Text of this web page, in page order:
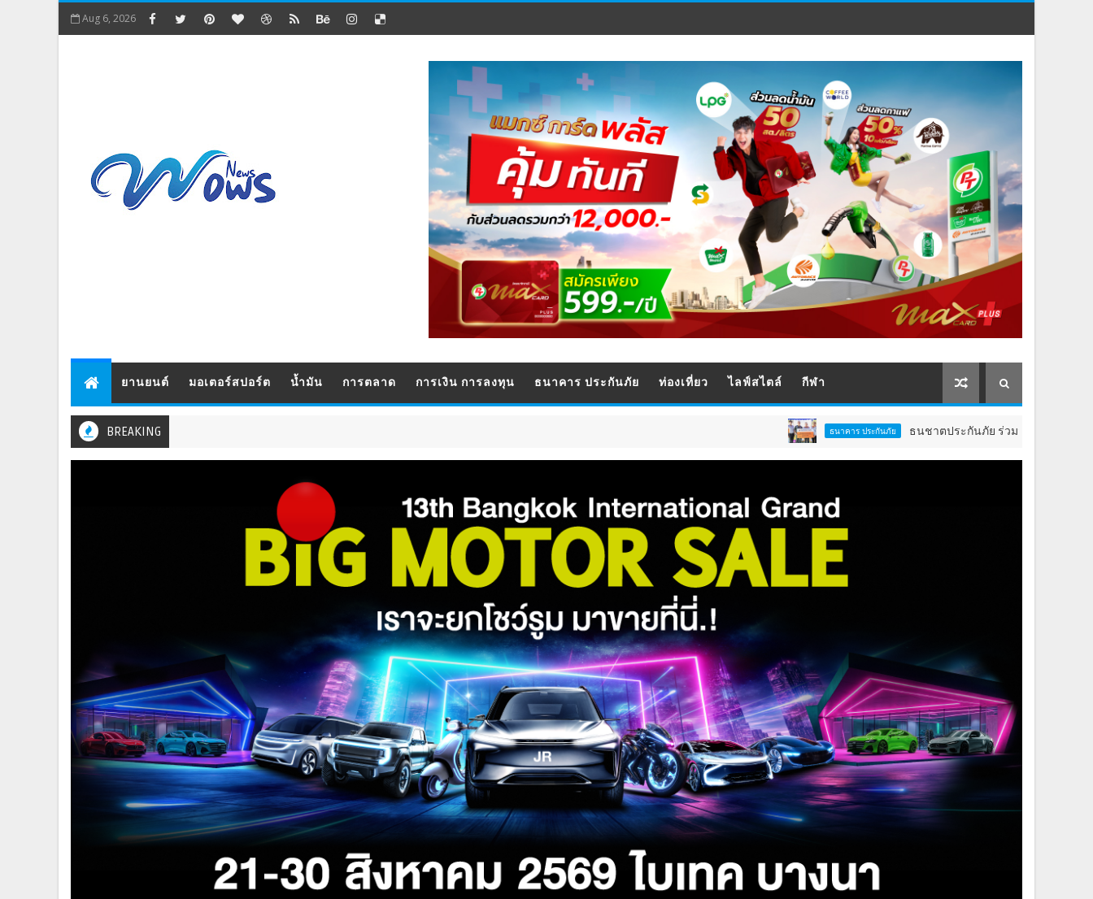
Aug 6, 2026
ยานยนต์ มอเตอร์สปอร์ต น้ำมัน การตลาด การเงิน การลงทุน ธนาคาร ประกันภัย ท่องเที่ยว ไลฟ์สไตล์ กีฬา
BREAKING ธนาคาร ประกันภัย ธนชาตประกันภัย ร่วมส่งต่อโอกาสทางการศึกษาสนับ